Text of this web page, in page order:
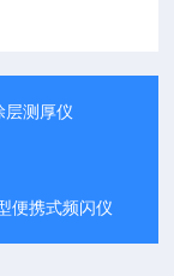
层测厚仪
便携式频闪仪